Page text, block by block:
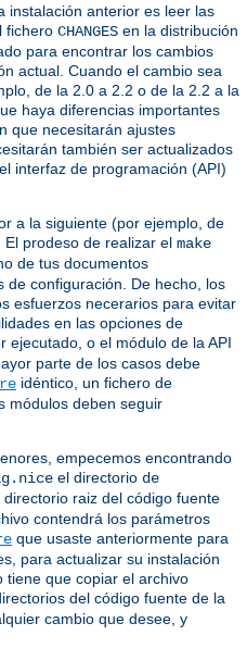
instalación anterior es leer las
fichero CHANGES en la distribución
para encontrar los cambios
actual. Cuando el cambio sea
de la 2.0 a 2.2 o de la 2.2 a la
haya diferencias importantes
que necesitarán ajustes
también ser actualizados
interfaz de programación (API)
a la siguiente (por ejemplo, de
prodeso de realizar el make
de tus documentos
de configuración. De hecho, los
esfuerzos necerarios para evitar
en las opciones de
ejecutado, o el módulo de la API
parte de los casos debe
idéntico, un fichero de
módulos deben seguir
empecemos encontrando
el directorio de
raiz del código fuente
contendrá los parámetros
que usaste anteriormente para
para actualizar su instalación
tiene que copiar el archivo
del código fuente de la
cambio que desee, y